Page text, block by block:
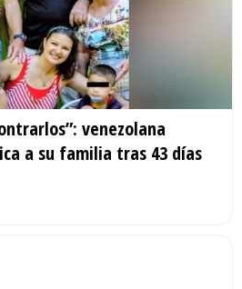
venezolana
a su familia tras 43 días